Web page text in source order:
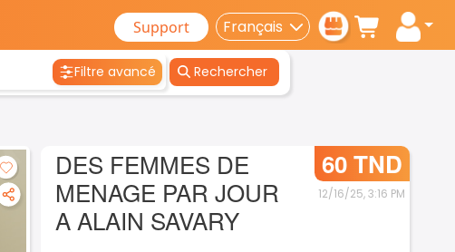
Support
Filtre avancé Rechercher
DES FEMMES DE
MENAGE PAR JOUR
A ALAIN SAVARY
60 TND
12/16/25, 3:16 PM